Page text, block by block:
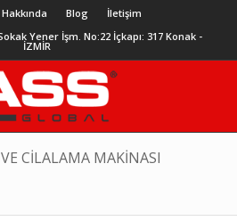
Blog
İletişim
Yener İşm. No:22 İçkapı: 317 Konak -
İZMİR
CİLALAMA MAKİNASI